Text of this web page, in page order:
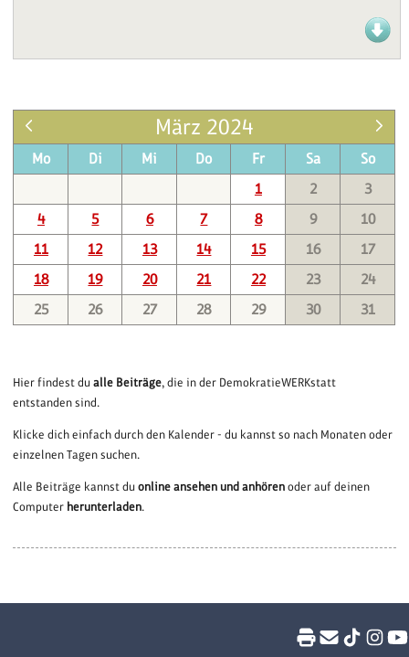
März 2024
Mo Di Mi Do Fr Sa
So
1
2
3
4
5 6 7 8 9
10
11
12 13 14 15 16
17
18
19 20 21 22 23
24
25
26 27 28 29 30 31
Hier findest dualle Beiträge, die in der DemokratieWERKstatt
entstanden sind.
Klicke dich einfach durch den Kalender - du kannst so nach Monaten oder
einzelnen Tagen suchen.
Alle Beiträge kannst duonline ansehen und anhören oder auf deinen
Computer herunterladen.